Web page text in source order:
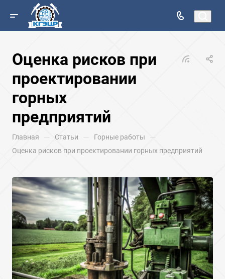
Оценка рисков при
проектировании
горных
предприятий
Главная — Статьи — Горные работы —
Оценка рисков при проектировании горных предприятий